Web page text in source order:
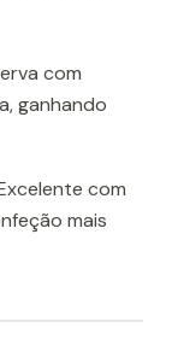
com
ganhando
com
mais